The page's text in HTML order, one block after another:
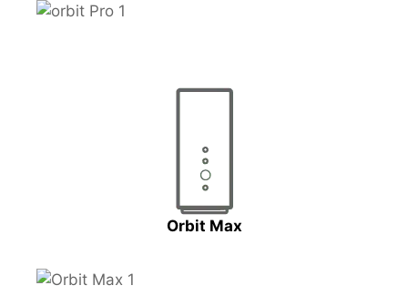
Orbit Max